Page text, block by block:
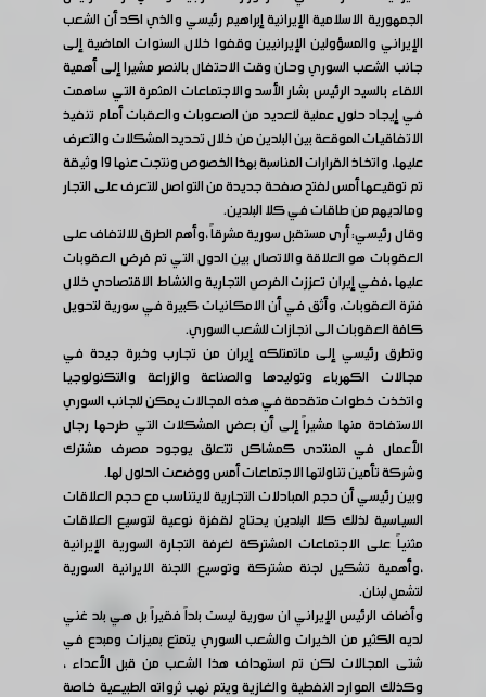
الجمهورية الاسلامية الإيرانية إبراهيم رئيسي والذي اكد أن الشعب
الإيراني والمسؤولين الإيرانيين وقفوا خلال السنوات الماضية إلى
جانب الشعب السوري وحان وقت الاحتفال بالنصر مشيرا إلى أهمية
اللقاء بالسيد الرئيس بشار الأسد والاجتماعات المثمرة التي ساهمت
في إيجاد حلول عملية للعديد من الصعوبات والعقبات أمام تنفيذ
الاتفاقيات الموقعة بين البلدين من خلال تحديد المشكلات والتعرف
عليها، واتخاذ القرارات المناسبة بهذا الخصوص ونتجت عنها 19 وثيقة
تم توقيعها أمس لفتح صفحة جديدة من التواصل للتعرف على التجار
ومالديهم من طاقات في كلا البلدين.
وقال رئيسي: أرى مستقبل سورية مشرقاً ،وأهم الطرق للالتفاف على
العقوبات هو العلاقة والاتصال بين الدول التي تم فرض العقوبات
عليها ،ففي إيران تعززت الفرص التجارية والنشاط الاقتصادي خلال
فترة العقوبات، وأثق في أن الامكانيات كبيرة في سورية لتحويل
كافة العقوبات الى انجازات للشعب السوري.
وتطرق رئيسي إلى ماتمتلكه إيران من تجارب وخبرة جيدة في
مجالات الكهرباء وتوليدها والصناعة والزراعة والتكنولوجيا
واتخذت خطوات متقدمة في هذه المجالات يمكن للجانب السوري
الاستفادة منها مشيراً إلى أن بعض المشكلات التي طرحها رجال
الأعمال في المنتدى كمشاكل تتعلق يوجود مصرف مشترك
وشركة تأمين تناولتها الاجتماعات أمس ووضعت الحلول لها.
وبين رئيسي أن حجم المبادلات التجارية لايتناسب مع حجم العلاقات
السياسية لذلك كلا البلدين يحتاج لقفزة نوعية لتوسيع العلاقات
مثنياً على الاجتماعات المشتركة لغرفة التجارة السورية الإيرانية
،وأهمية تشكيل لجنة مشتركة وتوسيع اللجنة الايرانية السورية
لتشمل لبنان.
وأضاف الرئيس الإيراني ان سورية ليست بلداً فقيراً بل هي بلد غني
لديه الكثير من الخيرات والشعب السوري يتمتع بميزات ومبدع في
شتى المجالات لكن تم استهداف هذا الشعب من قبل الأعداء ،
وكذلك الموارد النفطية والغازية ويتم نهب ثرواته الطبيعية خاصة